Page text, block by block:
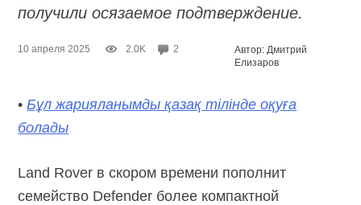
получили осязаемое подтверждение.
10 апреля 2025 2.0K 2
Автор: Дмитрий
Елизаров
•Бұл жарияланымды қазақ тілінде оқуға
болады
Land Rover в скором времени пополнит
семейство Defender более компактной